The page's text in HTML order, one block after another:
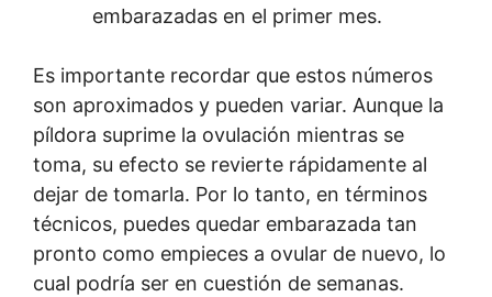
embarazadas en el primer mes.
Es importante recordar que estos números
son aproximados y pueden variar. Aunque la
píldora suprime la ovulación mientras se
toma, su efecto se revierte rápidamente al
dejar de tomarla. Por lo tanto, en términos
técnicos, puedes quedar embarazada tan
pronto como empieces a ovular de nuevo, lo
cual podría ser en cuestión de semanas.